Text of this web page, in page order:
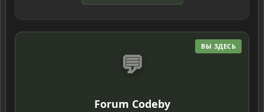
ВЫ ЗДЕСЬ
💬
Forum Codeby